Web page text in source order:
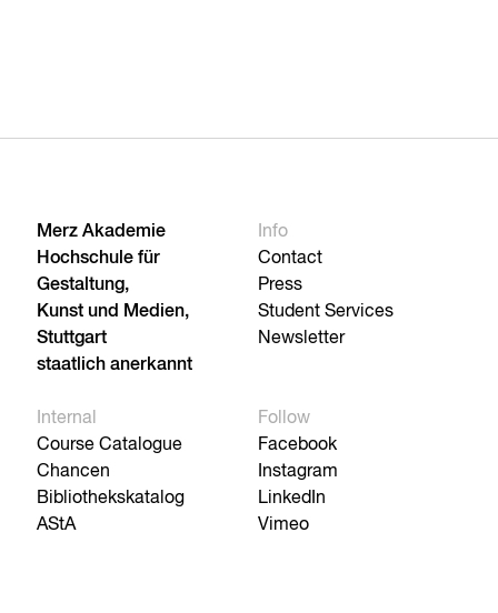
Merz Akademie
Hochschule für
Gestaltung,
Kunst und Medien,
Stuttgart
staatlich anerkannt
Info
Contact
Press
Student Services
Newsletter
Internal
Course Catalogue
Chancen
Bibliothekskatalog
AStA
Follow
Facebook
Instagram
LinkedIn
Vimeo